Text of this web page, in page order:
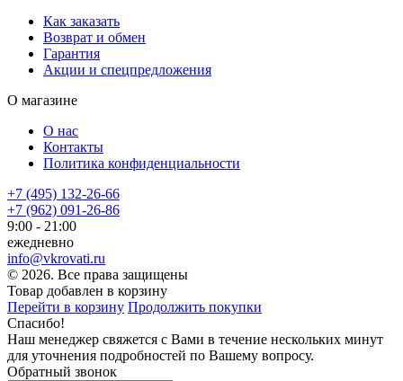
Как заказать
Возврат и обмен
Гарантия
Акции и спецпредложения
О магазине
О нас
Контакты
Политика конфиденциальности
+7 (495) 132-26-66
+7 (962) 091-26-86
9:00 - 21:00
ежедневно
info@vkrovati.ru
© 2026. Все права защищены
Товар добавлен в корзину
Перейти в корзину Продолжить покупки
Спасибо!
Наш менеджер свяжется с Вами в течение нескольких минут
для уточнения подробностей по Вашему вопросу.
Обратный звонок